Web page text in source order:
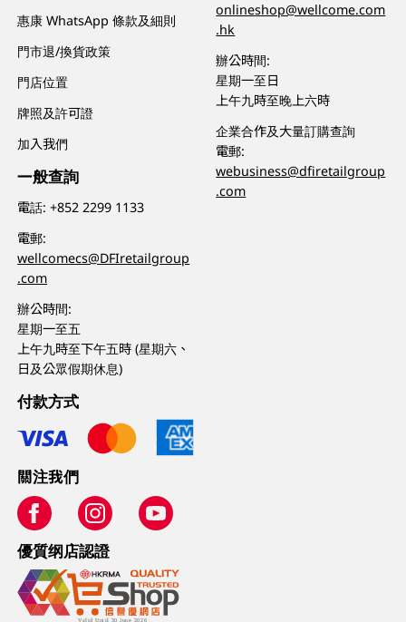
惠康 WhatsApp 條款及細則
門市退/換貨政策
門店位置
牌照及許可證
加入我們
一般查詢
電話:+852 2299 1133
電郵:
wellcomecs@DFIretailgroup
.com
辦公時間:
星期一至五
上午九時至下午五時 (星期六、
日及公眾假期休息)
onlineshop@wellcome.com
.hk
辦公時間:
星期一至日
上午九時至晚上六時
企業合作及大量訂購查詢
電郵:
webusiness@dfiretailgroup
.com
付款方式
關注我們
優質纲店認證